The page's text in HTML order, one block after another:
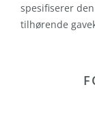
spesifiserer
tilhørende